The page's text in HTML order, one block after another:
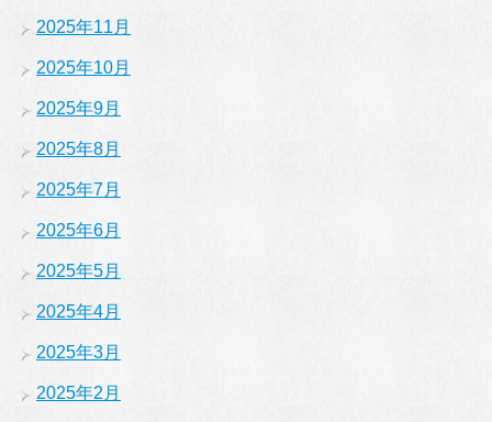
2025年11月
2025年10月
2025年9月
2025年8月
2025年7月
2025年6月
2025年5月
2025年4月
2025年3月
2025年2月